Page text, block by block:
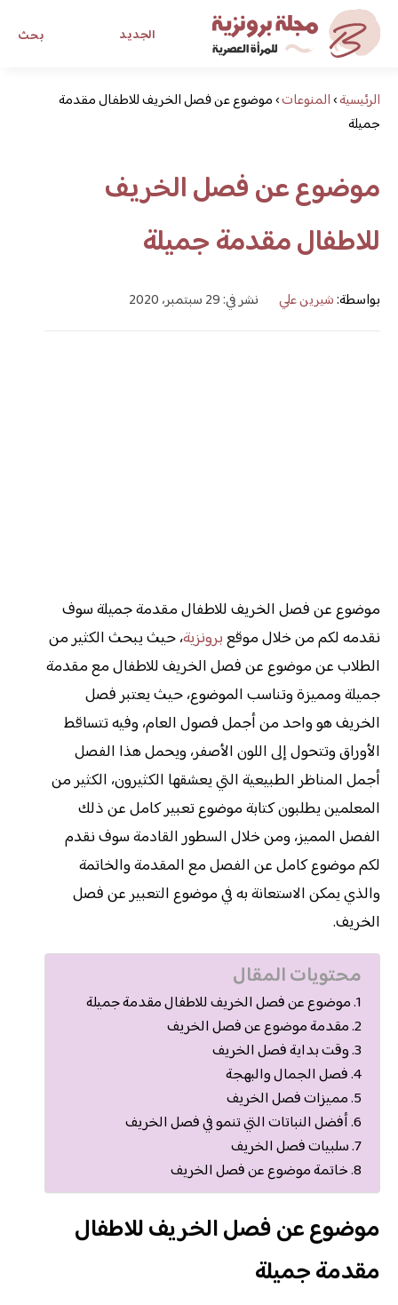
بحث الجديد
مجلة برونزية للفتاة العصريةالرئيسية›المنوعات›موضوع عن فصل الخريف للاطفال مقدمة
جميلة
موضوع عن فصل الخريف
للاطفال مقدمة جميلة
بواسطة:شيرين علي نشر في: 29 سبتمبر، 2020
موضوع عن فصل الخريف للاطفال مقدمة جميلة سوف
نقدمه لكم من خلال موقعبرونزية، حيث يبحث الكثير من
الطلاب عن موضوع عن فصل الخريف للاطفال مع مقدمة
جميلة ومميزة وتناسب الموضوع، حيث يعتبر فصل
الخريف هو واحد من أجمل فصول العام، وفيه تتساقط
الأوراق وتتحول إلى اللون الأصفر، ويحمل هذا الفصل
أجمل المناظر الطبيعية التي يعشقها الكثيرون، الكثير من
المعلمين يطلبون كتابة موضوع تعبير كامل عن ذلك
الفصل المميز، ومن خلال السطور القادمة سوف نقدم
لكم موضوع كامل عن الفصل مع المقدمة والخاتمة
والذي يمكن الاستعانة به في موضوع التعبير عن فصل
الخريف.
محتويات المقال
موضوع عن فصل الخريف للاطفال مقدمة جميلة
مقدمة موضوع عن فصل الخريف
وقت بداية فصل الخريف
فصل الجمال والبهجة
مميزات فصل الخريف
أفضل النباتات التي تنمو في فصل الخريف
سلبيات فصل الخريف
خاتمة موضوع عن فصل الخريف
موضوع عن فصل الخريف للاطفال
مقدمة جميلة